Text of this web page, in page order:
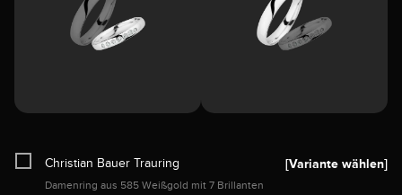
Christian Bauer Trauring
Damenring aus 585 Weißgold mit 7 Brillanten
[Variante wählen]